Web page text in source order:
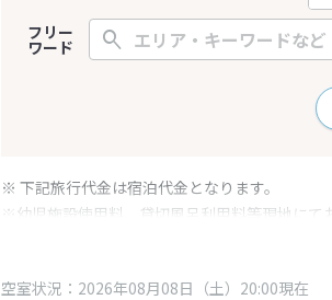
フリー
ワード
※ 下記旅行代金は宿泊代金となります。
※幼児施設使用料、貸切風呂利用料等現地に
空室状況：2026年08月08日（土）20:00現在